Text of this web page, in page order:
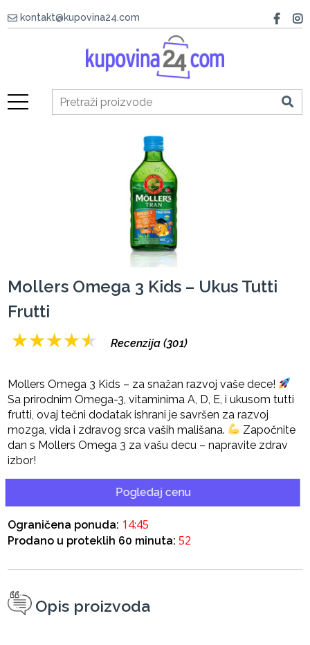
kontakt@kupovina24.com
Mollers Omega 3 Kids – Ukus Tutti
Frutti
★★★★★ Recenzija (301)
Mollers Omega 3 Kids – za snažan razvoj vaše dece!
Sa prirodnim Omega-3, vitaminima A, D, E, i ukusom tutti
frutti, ovaj tečni dodatak ishrani je savršen za razvoj
mozga, vida i zdravog srca vaših mališana.
Započnite
dan s Mollers Omega 3 za vašu decu – napravite zdrav
izbor!
Pogledaj cenu
Ograničena ponuda: 14:45
Prodano u proteklih 60 minuta:52
Opis proizvoda